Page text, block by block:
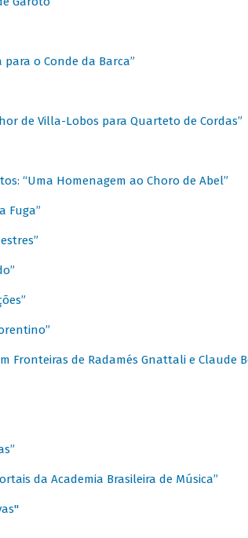
para o Conde da Barca”
de Villa-Lobos para Quarteto de Cordas”
“Uma Homenagem ao Choro de Abel”
Fuga”
Fronteiras de Radamés Gnattali e Claude
da Academia Brasileira de Música”